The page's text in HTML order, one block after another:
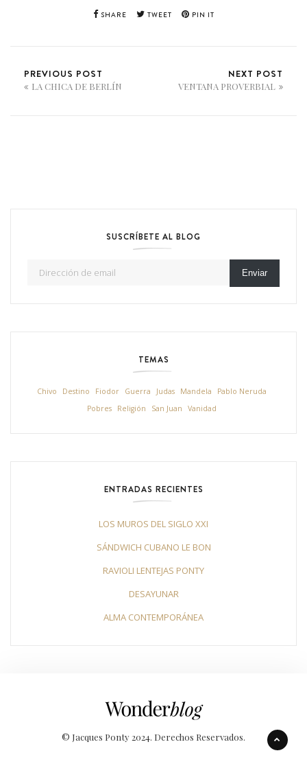
SHARE TWEET PIN IT
PREVIOUS POST
LA CHICA DE BERLÍN
NEXT POST
VENTANA PROVERBIAL
SUSCRÍBETE AL BLOG
Enviar
TEMAS
Chivo Destino Fiodor Guerra Judas Mandela
Pablo Neruda
Pobres
Religión San Juan Vanidad
ENTRADAS RECIENTES
LOS MUROS DEL SIGLO XXI
SÁNDWICH CUBANO LE BON
RAVIOLI LENTEJAS PONTY
DESAYUNAR
ALMA CONTEMPORÁNEA
© Jacques Ponty 2024. Derechos Reservados.